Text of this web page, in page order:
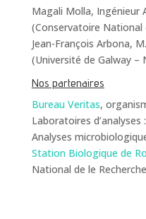
Magali Molla, Ingénieur
(Conservatoire
Jean-François Arbona,
(Université de Galway –
Nos partenaires
Bureau Veritas,
Laboratoires d’analyses :
Analyses
Station Biologique de
National de le